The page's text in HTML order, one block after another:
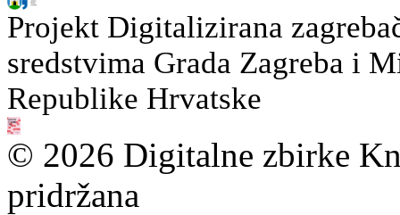
Projekt Digitalizirana
sredstvima Grada Zagreba i
Republike Hrvatske
© 2026 Digitalne zbirke
pridržana